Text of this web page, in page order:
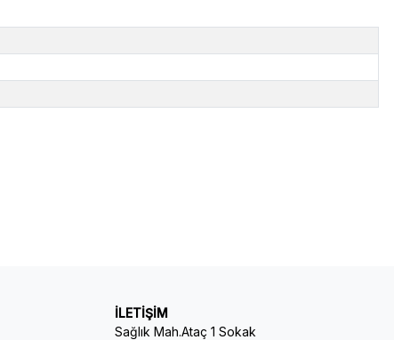
İLETİŞİM
Sağlık Mah.Ataç 1 Sokak